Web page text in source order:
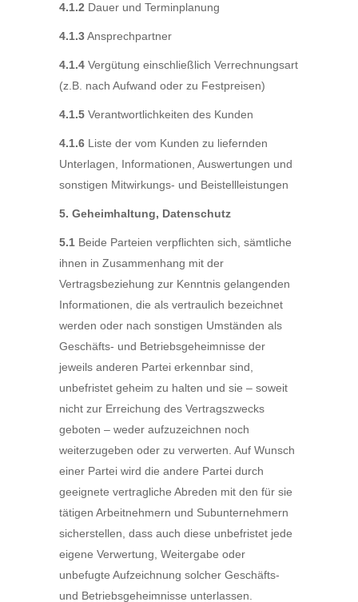
4.1.2 Dauer und Terminplanung
4.1.3Ansprechpartner
4.1.4 Vergütung einschließlich Verrechnungsart
(z.B. nach Aufwand oder zu Festpreisen)
4.1.5 Verantwortlichkeiten des Kunden
4.1.6 Liste der vom Kunden zu liefernden
Unterlagen, Informationen, Auswertungen und
sonstigen Mitwirkungs- und Beistellleistungen
5. Geheimhaltung, Datenschutz
5.1 Beide Parteien verpflichten sich, sämtliche
ihnen in Zusammenhang mit der
Vertragsbeziehung zur Kenntnis gelangenden
Informationen, die als vertraulich bezeichnet
werden oder nach sonstigen Umständen als
Geschäfts- und Betriebsgeheimnisse der
jeweils anderen Partei erkennbar sind,
unbefristet geheim zu halten und sie – soweit
nicht zur Erreichung des Vertragszwecks
geboten – weder aufzuzeichnen noch
weiterzugeben oder zu verwerten. Auf Wunsch
einer Partei wird die andere Partei durch
geeignete vertragliche Abreden mit den für sie
tätigen Arbeitnehmern und Subunternehmern
sicherstellen, dass auch diese unbefristet jede
eigene Verwertung, Weitergabe oder
unbefugte Aufzeichnung solcher Geschäfts-
und Betriebsgeheimnisse unterlassen.